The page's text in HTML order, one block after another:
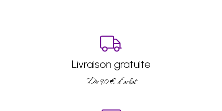
Livraison gratuite
Dés 90 € d’achat